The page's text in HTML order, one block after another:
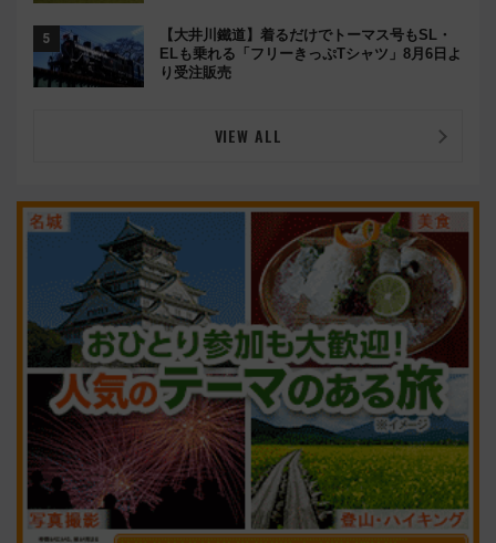
【大井川鐵道】着るだけでトーマス号もSL・
ELも乗れる「フリーきっぷTシャツ」8月6日よ
り受注販売
VIEW ALL